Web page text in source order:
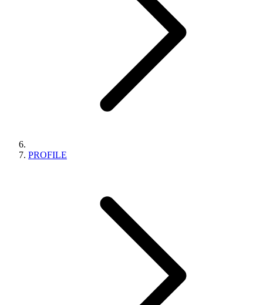
PROFILE